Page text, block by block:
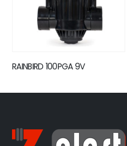
RAINBIRD 100PGA 9V